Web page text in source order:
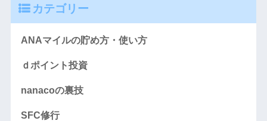
カテゴリー
ANAマイルの貯め方・使い方
ｄポイント投資
nanacoの裏技
SFC修行